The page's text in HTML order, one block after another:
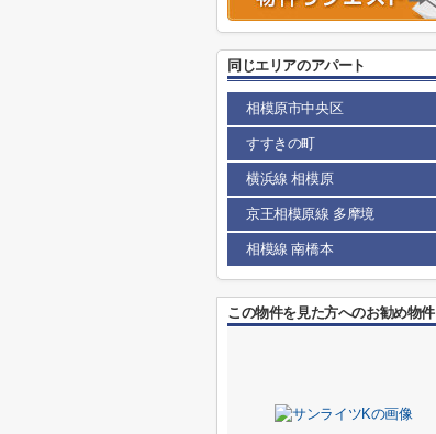
同じエリアのアパート
相模原市中央区
すすきの町
横浜線 相模原
京王相模原線 多摩境
相模線 南橋本
この物件を見た方へのお勧め物件